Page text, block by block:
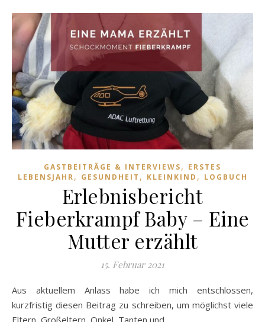
GASTBEITRÄGE & INTERVIEWS, ERSTES
LEBENSJAHR, GESUNDHEIT , KLEINKIND , LOGBUCH
Erlebnisbericht
Fieberkrampf Baby – Eine
Mutter erzählt
15. Februar 2021
Aus aktuellem Anlass habe ich mich entschlossen,
kurzfristig diesen Beitrag zu schreiben, um möglichst viele
Eltern, Großeltern, Onkel, Tanten und…